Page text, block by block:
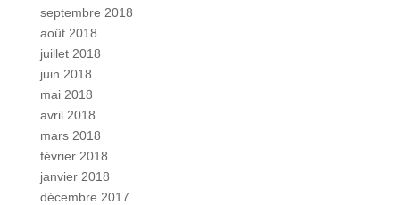
septembre 2018
août 2018
juillet 2018
juin 2018
mai 2018
avril 2018
mars 2018
février 2018
janvier 2018
décembre 2017